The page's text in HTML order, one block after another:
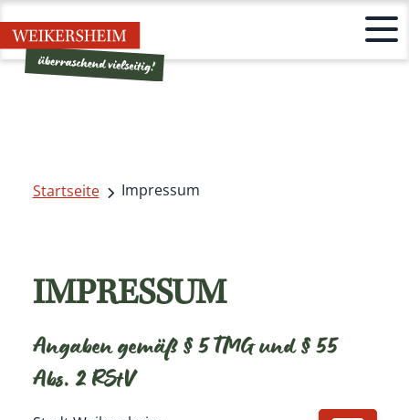
Startseite Impressum
IMPRESSUM
Angaben gemäß § 5 TMG und § 55
Abs. 2 RStV